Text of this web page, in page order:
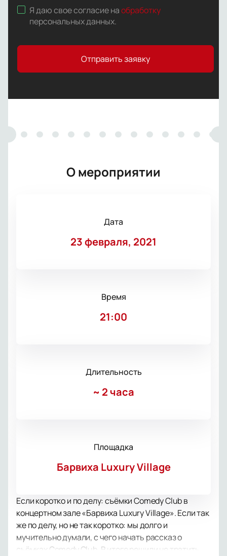
Я даю свое согласие наобработку
персональных данных.
Отправить заявку
О мероприятии
Дата
23 февраля, 2021
Время
21:00
Длительность
~ 2 часа
Площадка
Барвиха Luxury Village
Если коротко и по делу: съёмки Comedy Club в
концертном зале «Барвиха Luxury Village». Если так
же по делу, но не так коротко: мы долго и
мучительно думали, с чего начать рассказ о
съёмках Comedy Club. В итоге решили не тратить